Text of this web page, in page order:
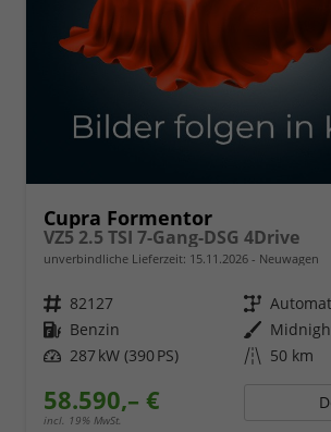
Cupra Formentor
VZ5 2.5 TSI 7-Gang-DSG 4Drive
unverbindliche Lieferzeit: 15.11.2026 Neuwagen
Fahrzeugnr. 82127 Getriebe
Kraftstoff Benzin Außenfarbe
Leistung 287 kW (390 PS) Kilometerstand 50 km
58.590,– €
incl. 19% MwSt.